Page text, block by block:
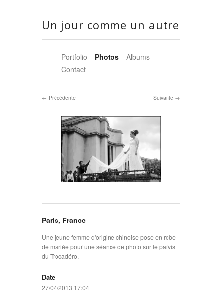
Un jour comme un autre
Portfolio Photos
Albums
Contact
Suivante
Précédente
Paris, France
Une jeune femme d'origine chinoise pose en robe
de mariée pour une séance de photo sur le parvis
du Trocadéro.
Date
27/04/2013 17:04